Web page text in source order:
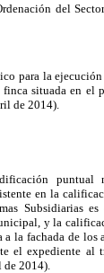
del
para la
situada en el
de 2014).
puntual
en la
Subsidiarias
y la
la fachada de
el expediente al
2014).